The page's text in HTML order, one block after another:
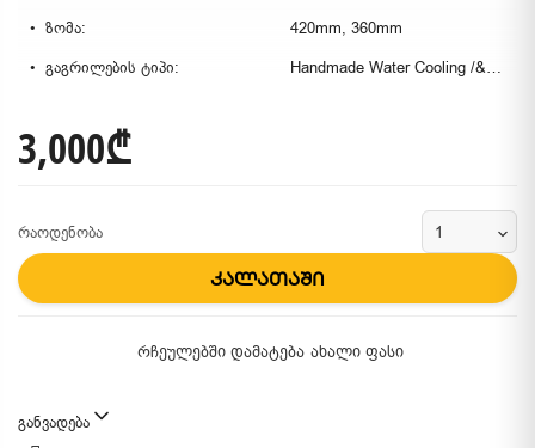
ზომა:
420mm, 360mm
გაგრილების ტიპი:
Handmade Water Cooling /&nbsp;Custom Water Loop
3,000₾
რაოდენობა
კალათაში
რჩეულებში დამატება ახალი ფასი
განვადება